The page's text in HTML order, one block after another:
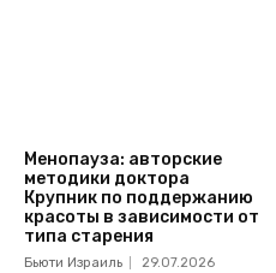
Менопауза: авторские
методики доктора
Крупник по поддержанию
красоты в зависимости от
типа старения
Бьюти Израиль 29.07.2026